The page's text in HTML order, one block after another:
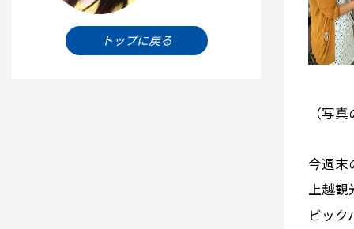
トップに戻る
（写
今週末
上越観
ビッ